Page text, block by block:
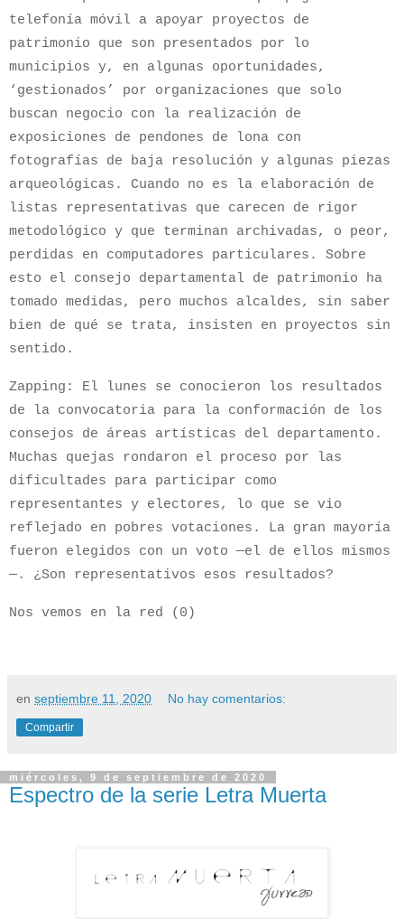
telefonía móvil a apoyar proyectos de
patrimonio que son presentados por lo
municipios y, en algunas oportunidades,
‘gestionados’ por organizaciones que solo
buscan negocio con la realización de
exposiciones de pendones de lona con
fotografías de baja resolución y algunas piezas
arqueológicas. Cuando no es la elaboración de
listas representativas que carecen de rigor
metodológico y que terminan archivadas, o peor,
perdidas en computadores particulares. Sobre
esto el consejo departamental de patrimonio ha
tomado medidas, pero muchos alcaldes, sin saber
bien de qué se trata, insisten en proyectos sin
sentido.
Zapping: El lunes se conocieron los resultados
de la convocatoria para la conformación de los
consejos de áreas artísticas del departamento.
Muchas quejas rondaron el proceso por las
dificultades para participar como
representantes y electores, lo que se vio
reflejado en pobres votaciones. La gran mayoría
fueron elegidos con un voto —el de ellos mismos
—. ¿Son representativos esos resultados?
Nos vemos en la red (0)
en septiembre 11, 2020 No hay comentarios:
Compartir
miércoles, 9 de septiembre de 2020
Espectro de la serie Letra Muerta